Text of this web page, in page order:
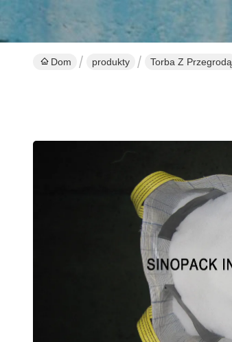
Dom produkty Torba Z Przegrodą